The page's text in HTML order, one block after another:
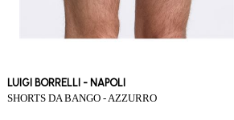
LUIGI BORRELLI - NAPOLI
SHORTS DA BANGO - AZZURRO